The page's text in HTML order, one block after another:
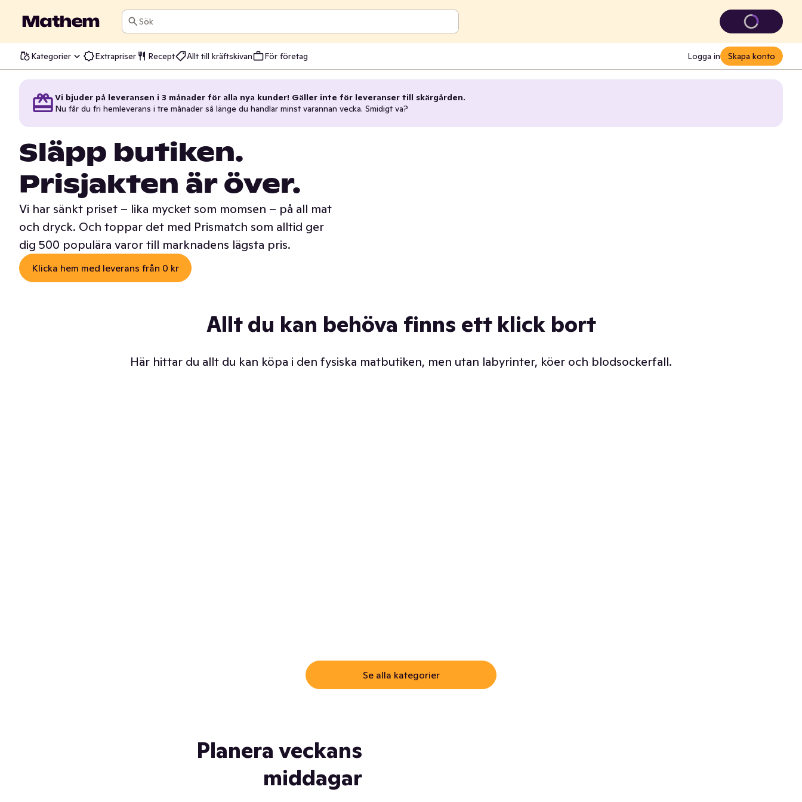
Sök
Kategorier Extrapriser Recept Allt till kräftskivan För företag Logga in Skapa konto
Vi bjuder på leveransen i 3 månader för alla nya kunder! Gäller inte för leveranser till skärgården.
Nu får du fri hemleverans i tre månader så länge du handlar minst varannan vecka. Smidigt va?
Släpp butiken.
Prisjakten är över.
Vi har sänkt priset – lika mycket som momsen – på all mat
och dryck. Och toppar det med Prismatch som alltid ger
dig 500 populära varor till marknadens lägsta pris.
Klicka hem med leverans från 0 kr
Allt du kan behöva finns ett klick bort
Här hittar du allt du kan köpa i den fysiska matbutiken, men utan labyrinter, köer och blodsockerfall.
Se alla kategorier
Planera veckans
middagar